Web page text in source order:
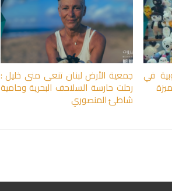
في جمعية الأرض لبنان تنعى منى خليل :
رحلت حارسة السلاحف البحرية وحامية
شاطئ المنصوري